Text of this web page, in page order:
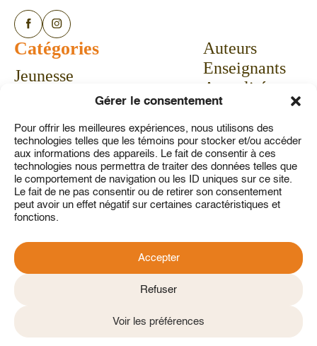
Gérer le consentement
Pour offrir les meilleures expériences, nous utilisons des
technologies telles que les témoins pour stocker et/ou accéder
aux informations des appareils. Le fait de consentir à ces
technologies nous permettra de traiter des données telles que
le comportement de navigation ou les ID uniques sur ce site.
Le fait de ne pas consentir ou de retirer son consentement
peut avoir un effet négatif sur certaines caractéristiques et
fonctions.
Accepter
Refuser
Voir les préférences
Catégories
Jeunesse
Bandes dessinées
Vie pratique
Aubaines
Auteurs
Enseignants
Actualités
Calendrier
Communiqués
Concours
À propos
Service à la clientèle
Contact
Politique de confidentialité
Politique de témoins
2026 © Tous droits réservés